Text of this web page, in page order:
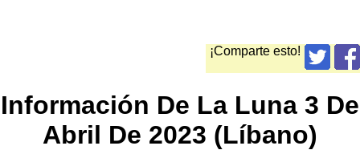
¡Comparte esto!
Información De La Luna 3 De
Abril De 2023 (Líbano)